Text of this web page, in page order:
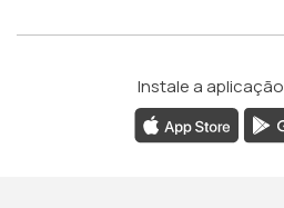
Instale a aplicação